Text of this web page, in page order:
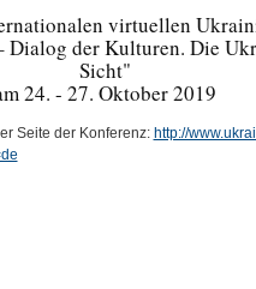
virtuellen
Dialog der Kulturen. Die
Sicht"
24. - 27. Oktober 2019
Seite der Konferenz: http://